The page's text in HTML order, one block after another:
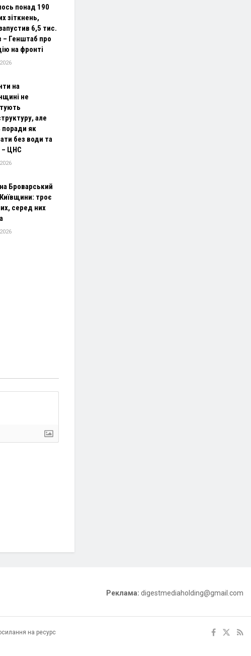
понад 190
зіткнень,
6,5 тис.
– Генштаб про
на фронті
на
не
але
як
без води та
– ЦНС
Броварський
троє
серед них
Реклама: digestmediaholding@gmail.com
на ресурс